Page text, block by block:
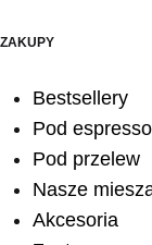
ZAKUPY
Bestsellery
Pod espresso
Pod przelew
Nasze
Akcesoria